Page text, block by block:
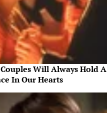
Couples Will Always Hold A
In Our Hearts